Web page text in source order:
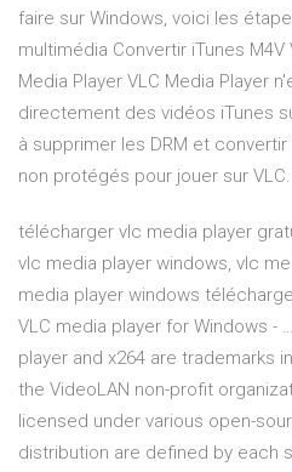
faire sur Windows, voici les
multimédia Convertir iTunes
Media Player VLC Media Player
directement des vidéos iTunes
à supprimer les DRM et
non protégés pour jouer sur VLC.
télécharger vlc media player
vlc media player windows, vlc
media player windows
VLC media player for Windows -
player and x264 are trademarks
the VideoLAN non-profit
licensed under various open-
distribution are defined by each